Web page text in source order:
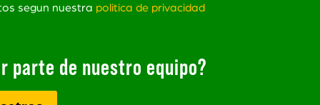
segun nuestra politica de privacidad
parte de nuestro equipo?